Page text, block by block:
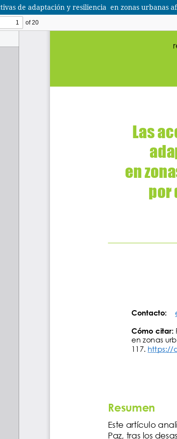
de adaptación y resiliencia en zonas urbanas